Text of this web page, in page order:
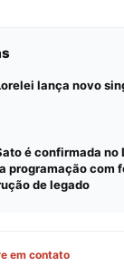
lança novo
é confirmada no
programação com
de legado
em contato